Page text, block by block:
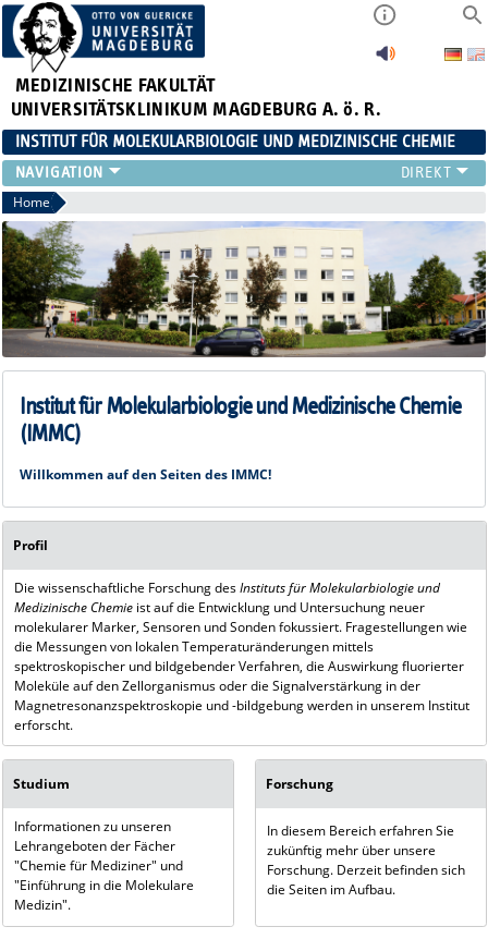
MEDIZINISCHE FAKULTÄT
UNIVERSITÄTSKLINIKUM MAGDEBURG A. ö. R.
INSTITUT FÜR MOLEKULARBIOLOGIE UND MEDIZINISCHE CHEMIE
PROFIL
STUDIUM
FORSCHUNG
TEAM
KONFERENZEN
STELLENANZEIGE
Home
Institut für Molekularbiologie und Medizinische Chemie
(IMMC)
Willkommen auf den Seiten des IMMC!
Profil
Die wissenschaftliche Forschung desInstituts für Molekularbiologie und
Medizinische Chemieist auf die Entwicklung und Untersuchung neuer
molekularer Marker, Sensoren und Sonden fokussiert. Fragestellungen wie
die Messungen von lokalen Temperaturänderungen mittels
spektroskopischer und bildgebender Verfahren, die Auswirkung fluorierter
Moleküle auf den Zellorganismus oder die Signalverstärkung in der
Magnetresonanzspektroskopie und -bildgebung werden in unserem Institut
erforscht.
Studium
Informationen zu unseren
Lehrangeboten der Fächer
"Chemie für Mediziner" und
"Einführung in die Molekulare
Medizin".
Forschung
In diesem Bereich erfahren Sie
zukünftig mehr über unsere
Forschung. Derzeit befinden sich
die Seiten im Aufbau.